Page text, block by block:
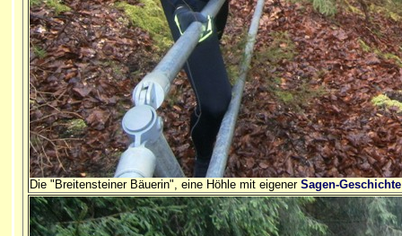
Die "Breitensteiner Bäuerin", eine Höhle mit eigener Sagen-Geschichte